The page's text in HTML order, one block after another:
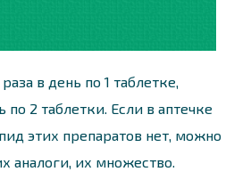
в день по 1 таблетке,
2 таблетки. Если в аптечке
этих препаратов нет, можно
аналоги, их множество.